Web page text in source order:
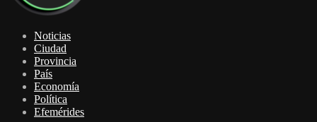
Noticias
Ciudad
Provincia
País
Economía
Política
Efemérides